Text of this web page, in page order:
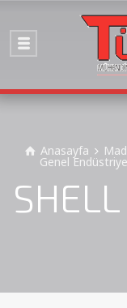
Anasayfa
Genel